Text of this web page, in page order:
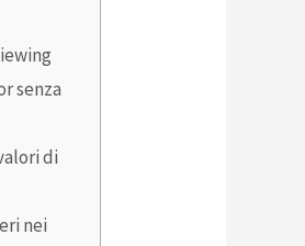
senza
di
nei